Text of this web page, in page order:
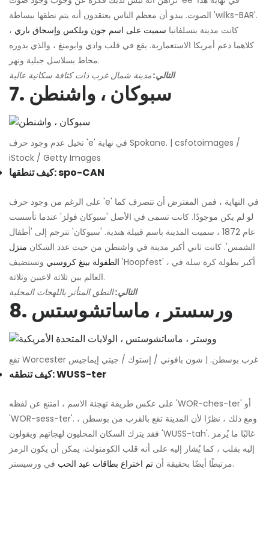
الصوت. يبدو أن معظم الناس يعتقدون أنه يتم نطقها ببساطة 'wilks-BAR'.
كانت مدينة بنسلفانيا سميت على اسم جون ويلكس وإسحاق باري ،
كلاهما دعم أمريكا الاستعمارية. يقع في قلب وادي وايومنغ ، والذي بدوره
محاط بسلاسل جبلية ونهر.
التالي:مدينة شمال غرب ذات كثافة سكانية عالية
7. سبوكان ، واشنطن
تخيل عدم وجود حرف 'e' في نهاية Spokane. | csfotoimages /
iStock / Getty Images
كيف تنطقها: spo-CAN
على الرغم من وجود حرف 'e' في النهاية ، فمن المفترض أن تتصرف كما
لو لم يكن موجودًا. كانت تسمى في الأصل 'سبوكان فولز' عندما تأسست
عام 1872 ، سميت المدينة باسم قبيلة هندية. 'سبوكان' تترجم إلى 'أطفال
الشمس'. كانت ثاني أكبر مدينة في واشنطن من حيث عدد السكان منزل
الطفولة بينغ كروسبي وتستضيف 'Hoopfest' ، أكبر بطولة كرة سلة في
العالم بين ثلاثة لاعبين وثلاثة.
التالي:النطق المتأثر باللهجات المحلية
8. ورسستر ، ماساتشوستس
تقع Worcester غرب بوسطن. | شون بافوني / إستوك / جيتي إيماجيس
كيف تنطقه: WUSS-ter
على عكس طريقة تهجئة الاسم ، امتنع عن لفظه 'WOR-ches-ter' أو
'WOR-sess-ter'. ومع ذلك ، نظرًا لأن المدينة تقع بالقرب من بوسطن ،
فقد يترك السكان المحليون لهجاتهم ويقولون 'WUSS-tah'. غالبًا ما يُرمز
إليه بقلب ، كما يُشار إليه على أنه قلب الكومنولث. يمكن أن يكون الرمز
مرتبطًا أيضًا بحقيقة أن تم اختراع بطاقات عيد الحب في ورسيستر.